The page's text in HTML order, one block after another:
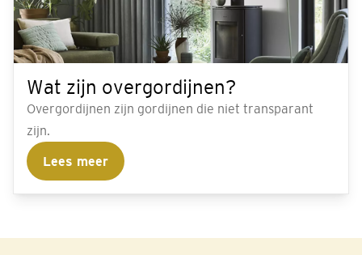
Wat zijn overgordijnen?
Overgordijnen zijn gordijnen die niet transparant
zijn.
Lees meer